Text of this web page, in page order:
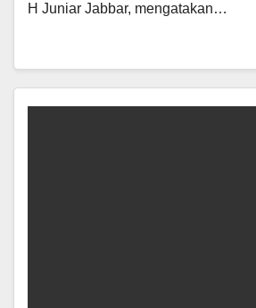
H Juniar Jabbar, mengatakan…